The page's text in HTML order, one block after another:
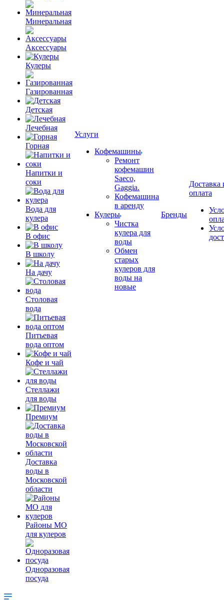
Минеральная
Аксессуары
Кулеры
Газированная
Детская
Лечебная
Горная
Напитки и
соки
Вода для
кулера
В офис
В школу
На дачу
Столовая
вода
Питьевая
вода оптом
Кофе и чай
Стеллажи
для воды
Премиум
Доставка
воды в
Московской
области
Районы МО
для кулеров
Одноразовая
посуда
Услуги
Кофемашины
Ремонт
кофемашин
Saeco,
Gaggia.
Кофемашина
в аренду
Кулеры
Чистка
кулера для
воды
Обмен
старых
кулеров для
воды на
новые
Бренды
Доставка
оплата